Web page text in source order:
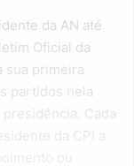
da AN até
Oficial da
sua primeira
partidos nela
Cada